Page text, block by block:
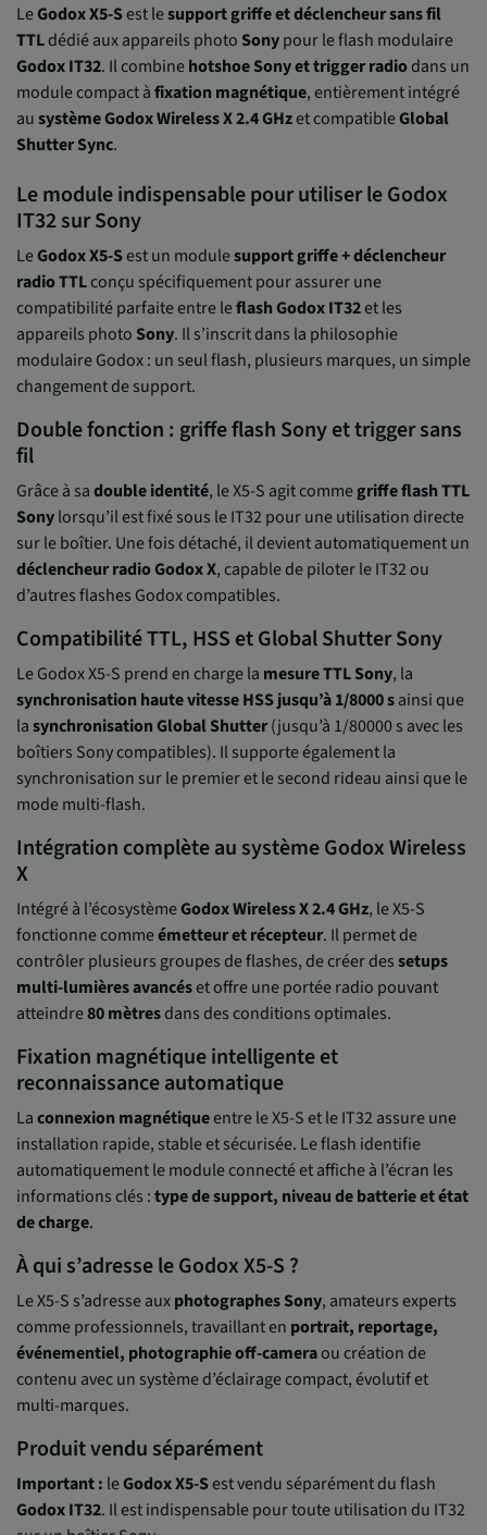
LeGodox X5-Sest lesupport griffe et déclencheur sans fil
TTLdédié aux appareils photoSonypour le flash modulaire
Godox IT32. Il combinehotshoe Sony et trigger radiodans un
module compact àfixation magnétique, entièrement intégré
ausystème Godox Wireless X 2.4 GHzet compatibleGlobal
Shutter Sync.
Le module indispensable pour utiliser le Godox
IT32 sur Sony
LeGodox X5-Sest un modulesupport griffe + déclencheur
radio TTLconçu spécifiquement pour assurer une
compatibilité parfaite entre leflash Godox IT32et les
appareils photoSony. Il s’inscrit dans la philosophie
modulaire Godox : un seul flash, plusieurs marques, un simple
changement de support.
Double fonction : griffe flash Sony et trigger sans
fil
Grâce à sadouble identité, le X5-S agit commegriffe flash TTL
Sonylorsqu’il est fixé sous le IT32 pour une utilisation directe
sur le boîtier. Une fois détaché, il devient automatiquement un
déclencheur radio Godox X, capable de piloter le IT32 ou
d’autres flashes Godox compatibles.
Compatibilité TTL, HSS et Global Shutter Sony
Le Godox X5-S prend en charge la mesure TTL Sony, la
synchronisation haute vitesse HSS jusqu’à 1/8000 sainsi que
lasynchronisation Global Shutter(jusqu’à 1/80000 s avec les
boîtiers Sony compatibles). Il supporte également la
synchronisation sur le premier et le second rideau ainsi que le
mode multi-flash.
Intégration complète au système Godox Wireless
X
Intégré à l’écosystèmeGodox Wireless X 2.4 GHz, le X5-S
fonctionne commeémetteur et récepteur. Il permet de
contrôler plusieurs groupes de flashes, de créer dessetups
multi-lumières avancéset offre une portée radio pouvant
atteindre80 mètresdans des conditions optimales.
Fixation magnétique intelligente et
reconnaissance automatique
Laconnexion magnétiqueentre le X5-S et le IT32 assure une
installation rapide, stable et sécurisée. Le flash identifie
automatiquement le module connecté et affiche à l’écran les
informations clés :type de support, niveau de batterie et état
de charge.
À qui s’adresse le Godox X5-S ?
Le X5-S s’adresse auxphotographes Sony, amateurs experts
comme professionnels, travaillant en portrait, reportage,
événementiel, photographie off-cameraou création de
contenu avec un système d’éclairage compact, évolutif et
multi-marques.
Produit vendu séparément
Important : leGodox X5-Sest vendu séparément du flash
Godox IT32. Il est indispensable pour toute utilisation du IT32